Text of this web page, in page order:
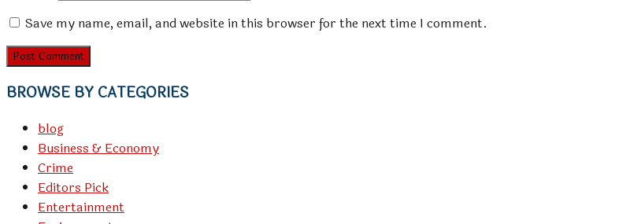
Save my name, email, and website in this browser for the next time I comment.
BROWSE BY CATEGORIES
blog
Business & Economy
Crime
Editors Pick
Entertainment